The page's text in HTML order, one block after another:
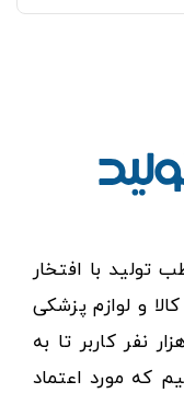
تولید با افتخار
کالا و لوازم پزشکی
مورد اعتماد بیش از ۱۲۰ هزار نفر کاربر تا به
که مورد اعتماد